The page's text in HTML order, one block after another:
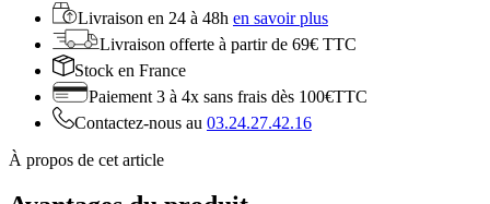
Livraison en 24 à 48h en savoir plus
Livraison offerte à partir de 69€ TTC
Stock en France
Paiement 3 à 4x sans frais dès 100€TTC
Contactez-nous au 03.24.27.42.16
À propos de cet article